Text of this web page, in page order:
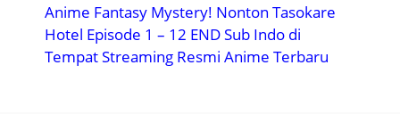
Anime Fantasy Mystery! Nonton Tasokare
Hotel Episode 1 – 12 END Sub Indo di
Tempat Streaming Resmi Anime Terbaru